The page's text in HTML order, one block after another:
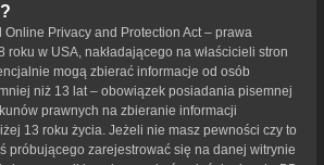
Online Privacy and Protection Act – prawa
w USA, nakładającego na właścicieli stron
mogą zbierać informacje od osób
niż 13 lat – obowiązek posiadania pisemnej
prawnych na zbieranie informacji
13 roku życia. Jeżeli nie masz pewności czy to
próbującego zarejestrować się na danej witrynie